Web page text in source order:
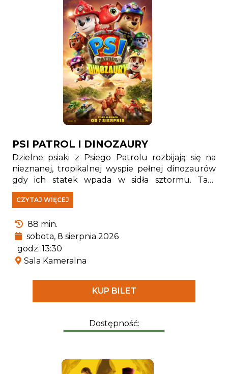
PSI PATROL I DINOZAURY
Dzielne psiaki z Psiego Patrolu rozbijają się na
nieznanej, tropikalnej wyspie pełnej dinozaurów
gdy ich statek wpada w sidła sztormu. Tam
spotykają Rexa — szczeniaka, który od lat jest
uwięziony na wyspie i stał się prawdziwym
pradawnymi gadami.
CZYTAJ WIĘCEJ
88 min.
sobota, 8 sierpnia 2026
godz. 13:30
Sala Kameralna
KUP BILET
Dostępność: